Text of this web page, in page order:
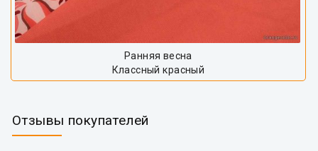
Ранняя весна
Классный красный
Отзывы покупателей